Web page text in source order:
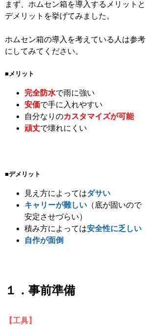
まず、ホムセン箱を導入するメリットと
デメリットを挙げてみました。
ホムセン箱の導入を考えている人は参考
にしてみてください。
■メリット
完全防水で雨に強い
安価で手に入れやすい
自分なりのカスタマイズが可能
頑丈で壊れにくい
■デメリット
見え方によってはダサい
キャリーが難しい （底が固いので
安定させづらい）
積み方によっては安全性に乏しい
自作が面倒
１．事前準備
【工具】